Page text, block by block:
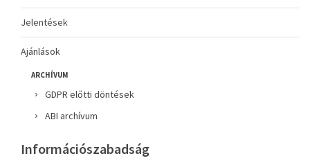
Jelentések
Ajánlások
ARCHÍVUM
GDPR előtti döntések
ABI archívum
Információszabadság